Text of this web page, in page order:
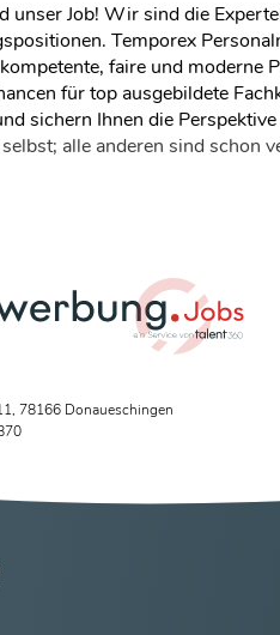
unser Job! Wir sind die
Temporex
faire und moderne
für top ausgebildete
sichern Ihnen die
alle anderen sind schon
78166 Donaueschingen